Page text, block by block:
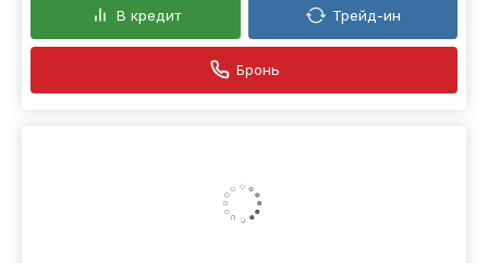
В кредит Трейд-ин
Бронь